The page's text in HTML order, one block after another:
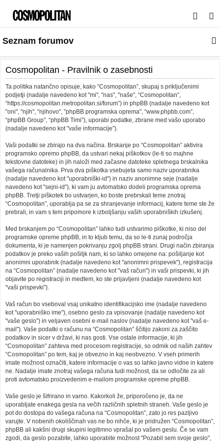
s
a
j
Seznam forumov
Cosmopolitan - Pravilnik o zasebnosti
Ta politika natančno opisuje, kako “Cosmopolitan”, skupaj s priključenimi
podjetji (nadalje navedeno kot "mi", "nas", "naše", “Cosmopolitan”,
“https://cosmopolitan.metropolitan.si/forum”) in phpBB (nadalje navedeno kot
"oni", "njih", "njihovo", "phpBB programska oprema", “www.phpbb.com”,
“phpBB Group”, “phpBB Timi”), uporabi podatke, zbrane med vašo uporabo
(nadalje navedeno kot "vaše informacije”).
Vaši podatki se zbirajo na dva načina. Brskanje po “Cosmopolitan” aktivira
programsko opremo phpBB, da ustvari nekaj piškotkov (le-ti so majhne
tekstovne datoteke) in jih naloži med začasne datoteke spletnega brskalnika
vašega računalnika. Prva dva piškotka vsebujeta samo naziv uporabnika
(nadalje navedeno kot "uporabniški-id") in naziv anonimne seje (nadalje
navedeno kot "sejni-id"), ki vam ju avtomatsko dodeli programska oprema
phpBB. Tretji piškotek bo ustvarjen, ko boste prebrskali teme znotraj
“Cosmopolitan”, uporablja pa se za shranjevanje informacij, katere teme ste že
prebrali, in vam s tem pripomore k izboljšanju vaših uporabniških izkušenj.
Med brskanjem po “Cosmopolitan” lahko tudi ustvarimo piškotke, ki niso del
programske opreme phpBB, in to kljub temu, da so le-ti zunaj področja
dokumenta, ki je namenjen pokrivanju zgolj phpBB strani. Drugi način zbiranja
podatkov je preko vaših pošiljk nam, ki so lahko omejene na: pošiljanje kot
anonimni uporabnik (nadalje navedeno kot "anonimni prispevek"), registracija
na “Cosmopolitan” (nadalje navedeno kot "vaš račun") in vaši prispevki, ki jih
objavite po registraciji in medtem, ko ste prijavljeni (nadalje navedeno kot
"vaši prispevki").
Vaš račun bo vseboval vsaj unikatno identifikacijsko ime (nadalje navedeno
kot "uporabniško ime"), osebno geslo za vpisovanje (nadalje navedeno kot
"vaše geslo") in veljaven osebni e-mail naslov (nadalje navedeno kot "vaš e-
mail"). Vaše podatki o računu na “Cosmopolitan” ščitijo zakoni za zaščito
podatkov in sicer v državi, ki nas gosti. Vse ostale informacije, ki jih
“Cosmopolitan” zahteva med procesom registracije, so odmik od naših zahtev
“Cosmopolitan” po tem, kaj je obvezno in kaj neobvezno. V vseh primerih
imate možnost označiti, katere informacije o vas so lahko javno vidne in katere
ne. Nadalje imate znotraj vašega računa tudi možnost, da se odločite za ali
proti avtomatsko proizvedenim e-mailom programske opreme phpBB.
Vaše geslo je šifrirano in varno. Kakorkoli že, priporočeno je, da ne
uporabljate enakega gesla na večih različnih spletnih straneh. Vaše geslo je
pot do dostopa do vašega računa na “Cosmopolitan”, zato jo res pazljivo
varujte. V nobenih okoliščinah vas ne bo nihče, ki je pridružen “Cosmopolitan”,
phpBB ali kakšni drugi skupini legitimno vprašal po vašem geslu. Če se vam
zgodi, da geslo pozabite, lahko uporabite možnost "Pozabil sem svoje geslo",